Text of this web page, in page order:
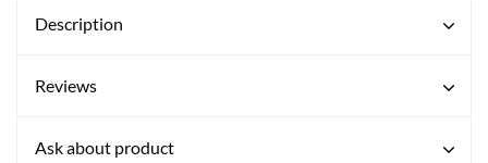
Description
Reviews
Ask about product